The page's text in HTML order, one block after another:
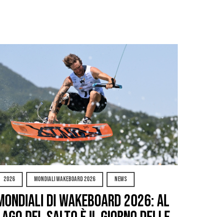
2026 MONDIALI WAKEBOARD 2026 NEWS
di Wakeboard 2026: al